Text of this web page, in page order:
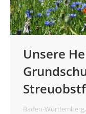
Unsere
Baden-Württemberg,